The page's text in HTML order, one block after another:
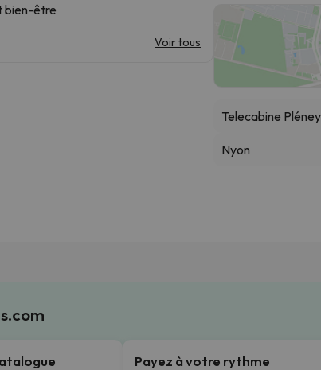
bien-être
Voir tous
Telecabine
Nyon
Payez à votre rythme